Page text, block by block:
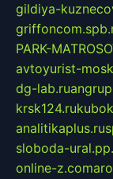
gildiya-
PARK-
avtoyurist-
dg-lab.ru
krsk124.ru
analitikaplus.ru
sloboda-
online-z.com